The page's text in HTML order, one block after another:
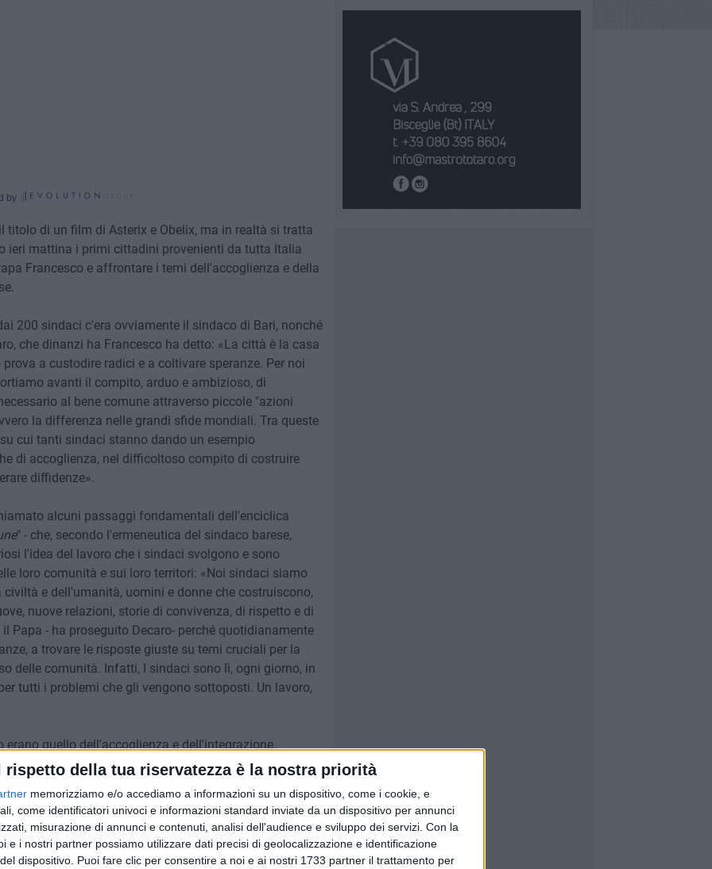
rispetto della tua riservatezza è la nostra priorità
memorizziamo e/o accediamo a informazioni su un dispositivo, come i cookie, e
come identificatori univoci e informazioni standard inviate da un dispositivo per annunci
misurazione di annunci e contenuti, analisi dell'audience e sviluppo dei servizi. Con la
e i nostri partner possiamo utilizzare dati precisi di geolocalizzazione e identificazione
dispositivo. Puoi fare clic per consentire a noi e ai nostri 1733 partner il trattamento per
by
titolo di un film di Asterix e Obelix, ma in realtà si tratta
ieri mattina i primi cittadini provenienti da tutta Italia
Francesco e affrontare i temi dell'accoglienza e della
200 sindaci c'era ovviamente il sindaco di Bari, nonché
che dinanzi ha Francesco ha detto: «La città è la casa
a custodire radici e a coltivare speranze. Per noi
avanti il compito, arduo e ambizioso, di
al bene comune attraverso piccole "azioni
la differenza nelle grandi sfide mondiali. Tra queste
cui tanti sindaci stanno dando un esempio
di accoglienza, nel difficoltoso compito di costruire
diffidenze».
alcuni passaggi fondamentali dell'enciclica
" - che, secondo l'ermeneutica del sindaco barese,
l'idea del lavoro che i sindaci svolgono e sono
loro comunità e sui loro territori: «Noi sindaci siamo
e dell'umanità, uomini e donne che costruiscono,
nuove relazioni, storie di convivenza, di rispetto e di
Papa - ha proseguito Decaro- perché quotidianamente
a trovare le risposte giuste su temi cruciali per la
delle comunità. Infatti, I sindaci sono lì, ogni giorno, in
tutti i problemi che gli vengono sottoposti. Un lavoro,
quello dell'accoglienza e dell'integrazione,
che l'Italia vive con difficoltà e angoscia ma su
a tutti. Il sindaco, infatti, ha proseguito nel suo
di accoglienza incondizionata di cui il capoluogo
nave Vlora nel porto di Bari 26 anni fa. «Un Paese
alla speranza, è un Paese che genera vita e che
al futuro. Perché se l'egoismo, anche solo per calcolo